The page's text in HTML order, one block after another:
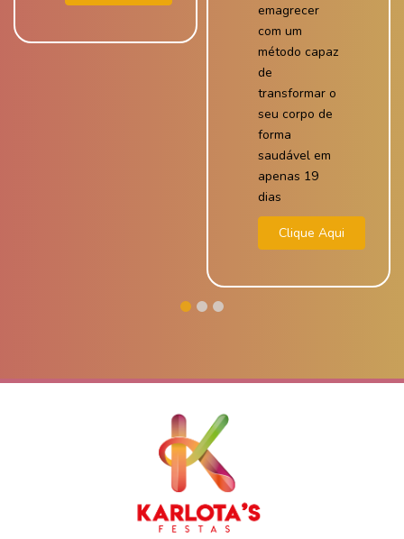
emagrecer
com um
método capaz
de
transformar o
seu corpo de
forma
saudável em
apenas 19
dias
Clique Aqui